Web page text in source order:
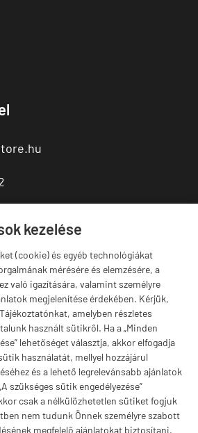
kezelése
(cookie) és egyéb technológiákat
mérésére és elemzésére, a
való igazítására, valamint személyre
megjelenítése érdekében. Kérjük,
amelyben részletes
használt sütikről. Ha a „Minden
lehetőséget választja, akkor elfogadja
használatát, mellyel hozzájárul
és a lehető legrelevánsabb ajánlatok
szükséges sütik engedélyezése”
csak a nélkülözhetetlen sütiket fogjuk
nem tudunk Önnek személyre szabott
megfelelő ajánlatokat biztosítani.